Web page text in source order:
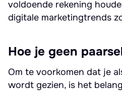
voldoende rekening
digitale marketingtrends
Hoe je geen
Om te voorkomen dat je
wordt gezien, is het